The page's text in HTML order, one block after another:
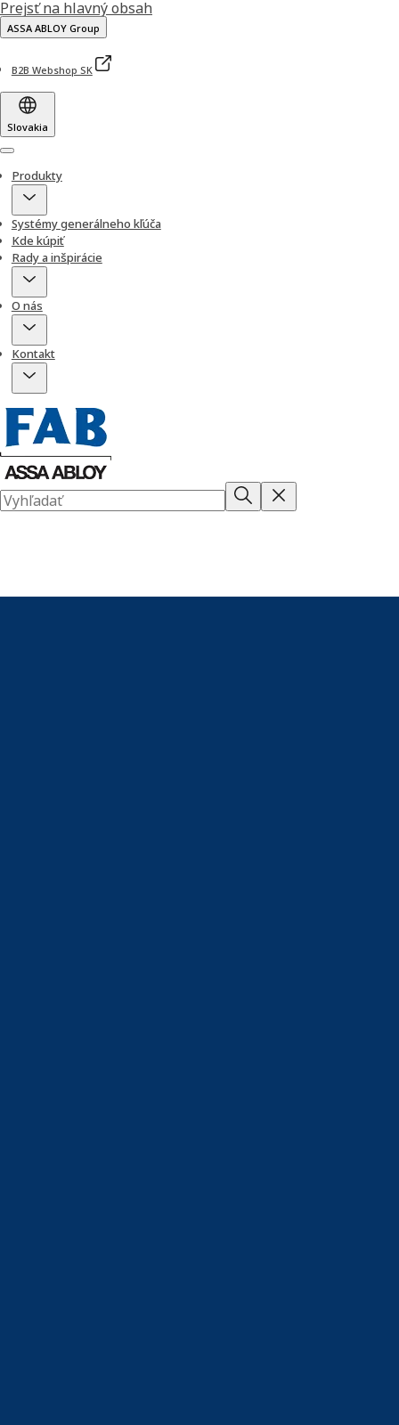
Prejsť na hlavný obsah
ASSA ABLOY Group
B2B Webshop SK
Slovakia
Menu
Produkty
Systémy generálneho kľúča
Kde kúpiť
Rady a inšpirácie
O nás
Kontakt